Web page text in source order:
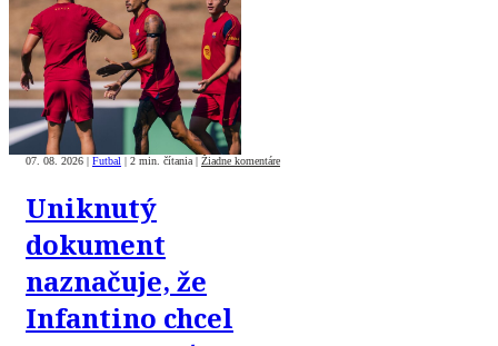
07. 08. 2026 | Futbal | 2 min. čítania | Žiadne komentáre
Uniknutý
dokument
naznačuje, že
Infantino chcel